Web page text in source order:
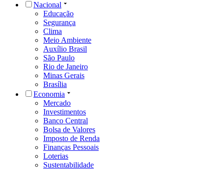
Nacional
Educação
Segurança
Clima
Meio Ambiente
Auxílio Brasil
São Paulo
Rio de Janeiro
Minas Gerais
Brasília
Economia
Mercado
Investimentos
Banco Central
Bolsa de Valores
Imposto de Renda
Finanças Pessoais
Loterias
Sustentabilidade